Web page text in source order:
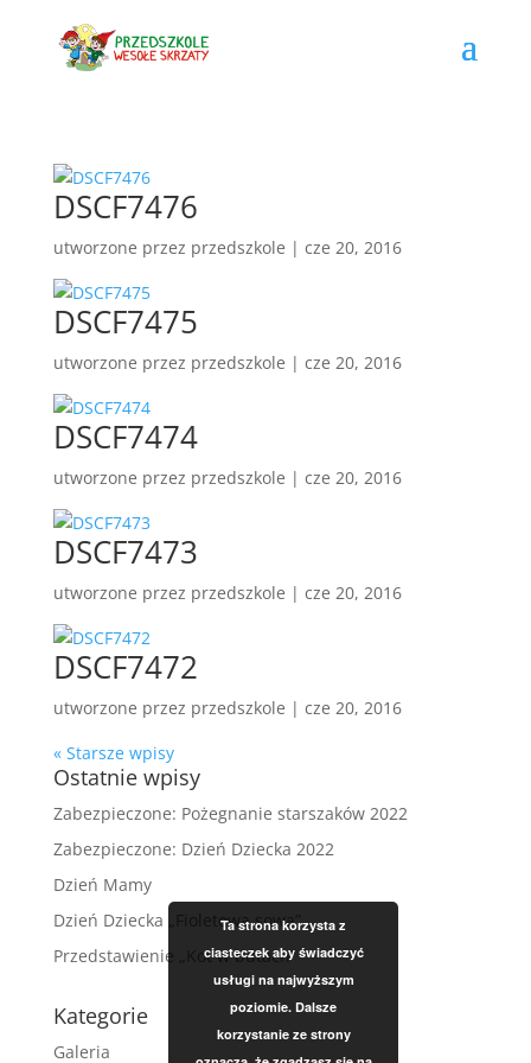
DSCF7476
utworzone przez przedszkole | cze 20, 2016
DSCF7475
utworzone przez przedszkole | cze 20, 2016
DSCF7474
utworzone przez przedszkole | cze 20, 2016
DSCF7473
utworzone przez przedszkole | cze 20, 2016
DSCF7472
utworzone przez przedszkole | cze 20, 2016
« Starsze wpisy
Ostatnie wpisy
Zabezpieczone: Pożegnanie starszaków 2022
Zabezpieczone: Dzień Dziecka 2022
Dzień Mamy
Dzień Dziecka „Fioletowa sowa”
Przedstawienie „Kot w butach”
Kategorie
Galeria
Ta strona korzysta z
ciasteczek aby świadczyć
usługi na najwyższym
poziomie. Dalsze
korzystanie ze strony